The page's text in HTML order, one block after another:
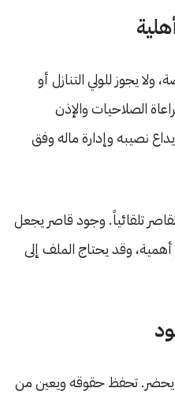
يجوز للولي التنازل أو
الصلاحيات والإذن
نصيبه وإدارة ماله وفق
تلقائياً. وجود قاصر يجعل
أهمية، وقد يحتاج الملف إلى
يحضر. تحفظ حقوقه ويعين من